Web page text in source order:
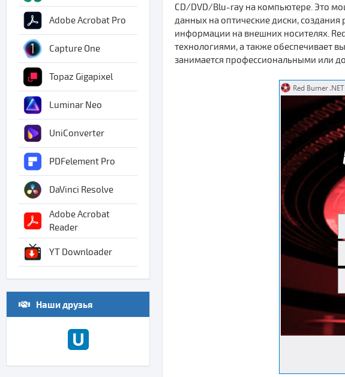
CD/DVD/Blu-ray на компьютере. Это
данных на оптические диски,
информации на внешних носителях.
технологиями, а также обеспечивает
занимается профессиональными или
Adobe Acrobat Pro
Capture One
Topaz Gigapixel
Luminar Neo
UniConverter
PDFelement Pro
DaVinci Resolve
Adobe Acrobat
Reader
YT Downloader
Наши друзья